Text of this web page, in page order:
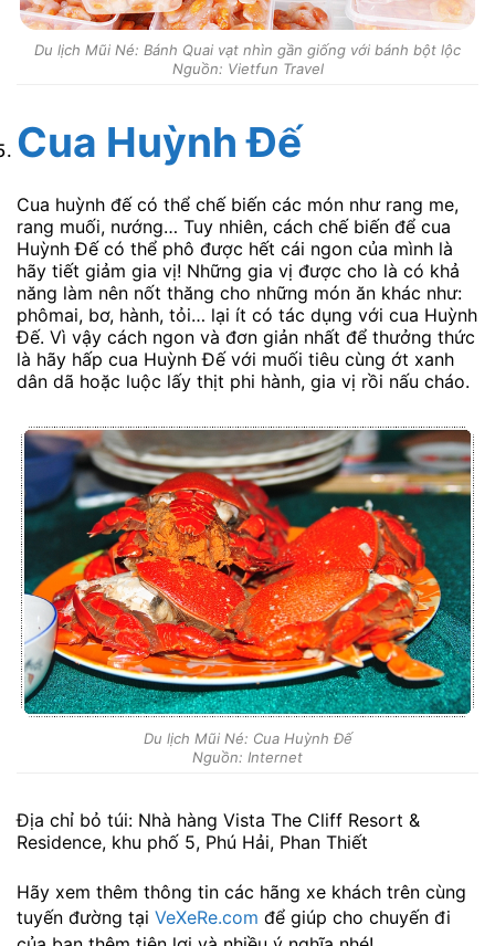
Du lịch Mũi Né: Bánh Quai vạt nhìn gần giống với bánh bột lộc
Nguồn: Vietfun Travel
Cua Huỳnh Đế
Cua huỳnh đế có thể chế biến các món như rang me,
rang muối, nướng… Tuy nhiên, cách chế biến để cua
Huỳnh Đế có thể phô được hết cái ngon của mình là
hãy tiết giảm gia vị! Những gia vị được cho là có khả
năng làm nên nốt thăng cho những món ăn khác như:
phômai, bơ, hành, tỏi… lại ít có tác dụng với cua Huỳnh
Đế. Vì vậy cách ngon và đơn giản nhất để thưởng thức
là hãy hấp cua Huỳnh Đế với muối tiêu cùng ớt xanh
dân dã hoặc luộc lấy thịt phi hành, gia vị rồi nấu cháo.
Du lịch Mũi Né: Cua Huỳnh Đế
Nguồn: Internet
Địa chỉ bỏ túi: Nhà hàng Vista The Cliff Resort &
Residence, khu phố 5, Phú Hải, Phan Thiết
Hãy xem thêm thông tin các hãng xe khách trên cùng
tuyến đường tại VeXeRe.com để giúp cho chuyến đi